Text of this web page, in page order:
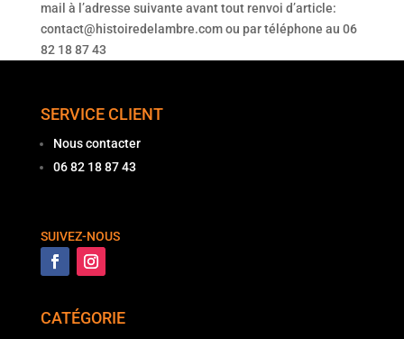
mail à l’adresse suivante avant tout renvoi d’article:
contact@histoiredelambre.com ou par téléphone au 06
82 18 87 43
SERVICE CLIENT
Nous contacter
06 82 18 87 43
SUIVEZ-NOUS
CATÉGORIE